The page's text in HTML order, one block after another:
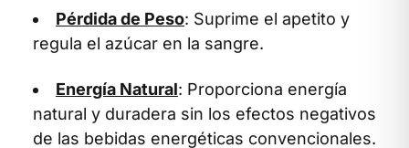
Pérdida de Peso: Suprime el apetito y
regula el azúcar en la sangre.
Energía Natural: Proporciona energía
natural y duradera sin los efectos negativos
de las bebidas energéticas convencionales.